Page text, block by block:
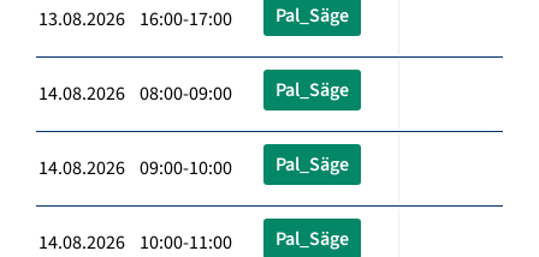
13.08.2026 16:00-17:00 Pal_Säge
14.08.2026 08:00-09:00 Pal_Säge
14.08.2026 09:00-10:00 Pal_Säge
14.08.2026 10:00-11:00 Pal_Säge